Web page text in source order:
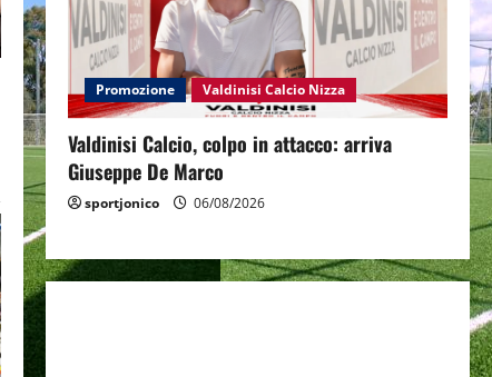
Promozione Valdinisi Calcio Nizza
Valdinisi Calcio, colpo in attacco: arriva
Giuseppe De Marco
sportjonico 06/08/2026